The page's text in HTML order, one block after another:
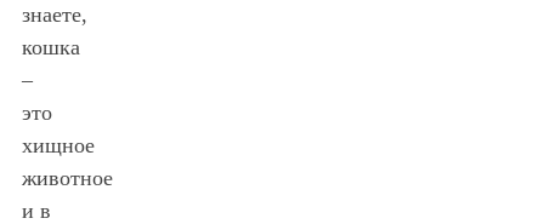
знаете,
кошка
–
это
хищное
животное
и в